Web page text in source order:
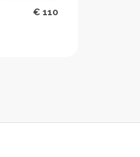
€ 110